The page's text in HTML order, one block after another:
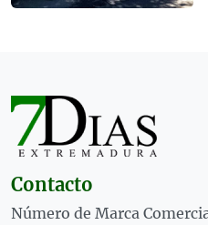
Contacto
Número de Marca